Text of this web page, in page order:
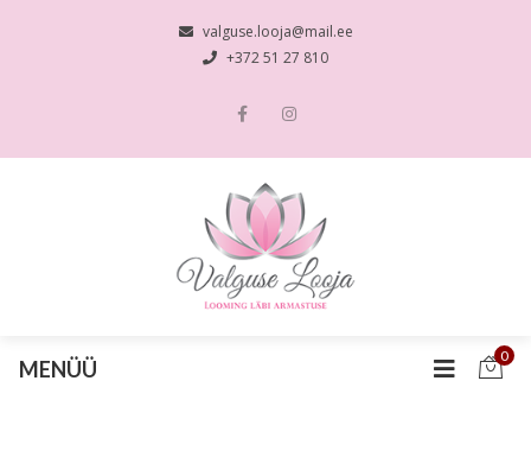
valguse.looja@mail.ee
+372 51 27 810
MENÜÜ
0